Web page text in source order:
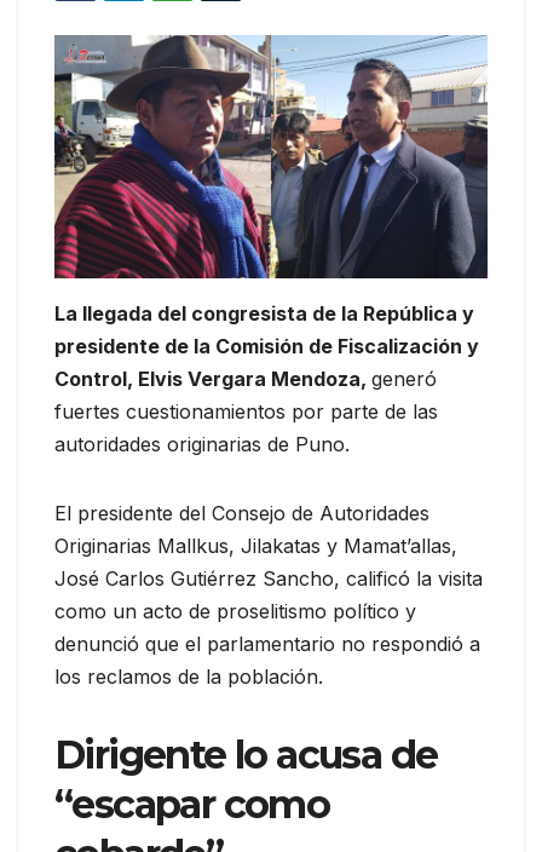
La llegada del congresista de la República y
presidente de la Comisión de Fiscalización y
Control, Elvis Vergara Mendoza, generó
fuertes cuestionamientos por parte de las
autoridades originarias de Puno.
El presidente del Consejo de Autoridades
Originarias Mallkus, Jilakatas y Mamat’allas,
José Carlos Gutiérrez Sancho, calificó la visita
como un acto de proselitismo político y
denunció que el parlamentario no respondió a
los reclamos de la población.
Dirigente lo acusa de
“escapar como